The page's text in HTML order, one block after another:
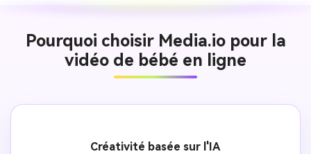
Pourquoi choisir Media.io pour la
vidéo de bébé en ligne
Créativité basée sur l'IA